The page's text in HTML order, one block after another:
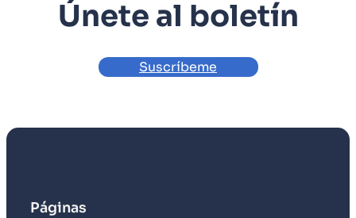
Únete al boletín
Suscríbeme
Páginas